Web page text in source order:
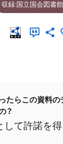
収録:国立国会図書
たらこの資料
？
して許諾を